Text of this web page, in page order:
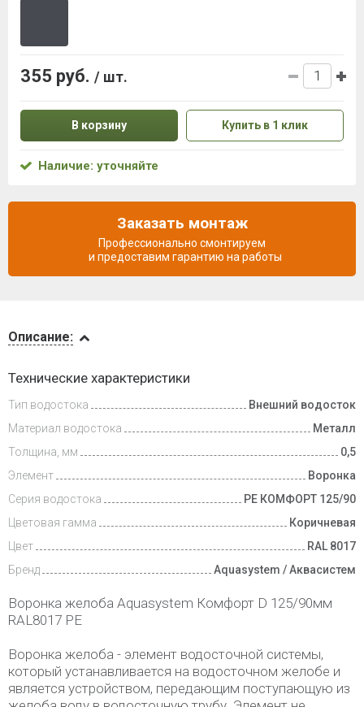
и оплата
Описание:
Технические характеристики
Тип водостока
Внешний водосток
Материал водостока
Металл
Толщина, мм
0,5
Элемент
Воронка
Серия водостока
PE КОМФОРТ 125/90
Цветовая гамма
Коричневая
Цвет
RAL 8017
Бренд
Aquasystem / Аквасистем
Воронка желоба Aquasystem Комфорт D 125/90мм
RAL8017 PE
Воронка желоба - элемент водосточной системы,
который устанавливается на водосточном желобе и
является устройством, передающим поступающую из
355 руб. / шт.
В корзину Купить в 1 клик
Наличие: уточняйте
Заказать монтаж
Профессионально смонтируем
и предоставим гарантию на работы